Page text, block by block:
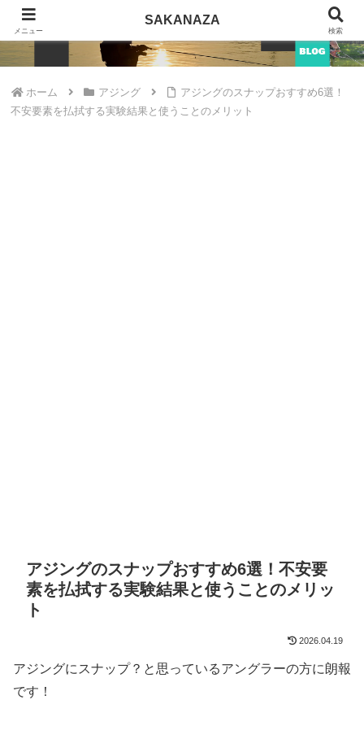
SAKANAZA
ホーム アジング
アジングのスナップおすすめ6選！
不安要素を払拭する実験結果と使うことのメリット
アジングのスナップおすすめ6選！不安要
素を払拭する実験結果と使うことのメリッ
ト
2026.04.19
アジングにスナップ？と思っているアングラーの方に朗報
です！
メニュー
SAKANAZA
検索